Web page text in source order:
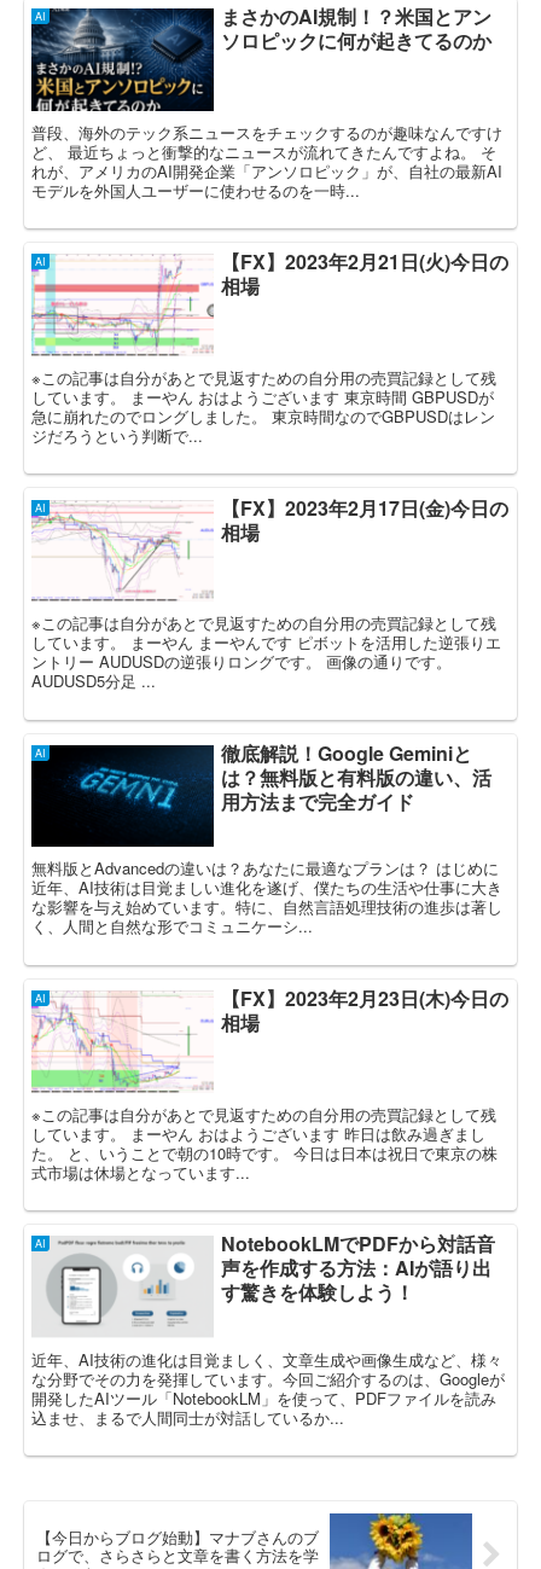
AI
まさかのAI規制！？米国とアン
ソロピックに何が起きてるのか
普段、海外のテック系ニュースをチェックするのが趣味なんですけ
ど、 最近ちょっと衝撃的なニュースが流れてきたんですよね。 そ
れが、アメリカのAI開発企業「アンソロピック」が、自社の最新AI
モデルを外国人ユーザーに使わせるのを一時...
AI
【FX】2023年2月21日(火)今日の
相場
※この記事は自分があとで見返すための自分用の売買記録として残
しています。 まーやん おはようございます 東京時間 GBPUSDが
急に崩れたのでロングしました。 東京時間なのでGBPUSDはレン
ジだろうという判断で...
AI
【FX】2023年2月17日(金)今日の
相場
※この記事は自分があとで見返すための自分用の売買記録として残
しています。 まーやん まーやんです ピボットを活用した逆張りエ
ントリー AUDUSDの逆張りロングです。 画像の通りです。
AUDUSD5分足 ...
AI
徹底解説！Google Geminiと
は？無料版と有料版の違い、活
用方法まで完全ガイド
無料版とAdvancedの違いは？あなたに最適なプランは？ はじめに
近年、AI技術は目覚ましい進化を遂げ、僕たちの生活や仕事に大き
な影響を与え始めています。特に、自然言語処理技術の進歩は著し
く、人間と自然な形でコミュニケーシ...
AI
【FX】2023年2月23日(木)今日の
相場
※この記事は自分があとで見返すための自分用の売買記録として残
しています。 まーやん おはようございます 昨日は飲み過ぎまし
た。 と、いうことで朝の10時です。 今日は日本は祝日で東京の株
式市場は休場となっています...
AI
NotebookLMでPDFから対話音
声を作成する方法：AIが語り出
す驚きを体験しよう！
近年、AI技術の進化は目覚ましく、文章生成や画像生成など、様々
な分野でその力を発揮しています。今回ご紹介するのは、Googleが
開発したAIツール「NotebookLM」を使って、PDFファイルを読み
込ませ、まるで人間同士が対話しているか...
【今日からブログ始動】マナブさんのブ
ログで、さらさらと文章を書く方法を学